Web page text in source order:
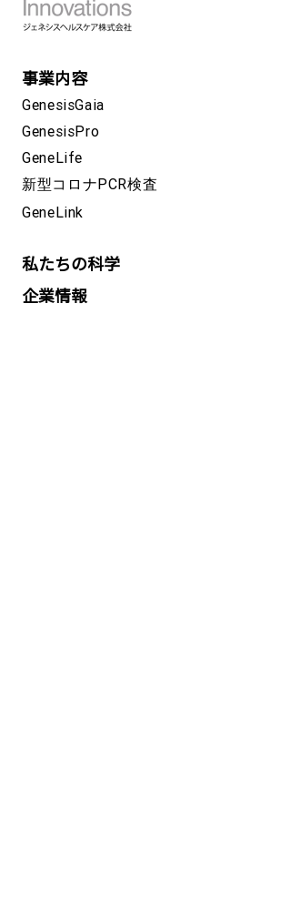
事業内容
GenesisGaia
GenesisPro
GeneLife
新型コロナPCR検査
GeneLink
私たちの科学
企業情報